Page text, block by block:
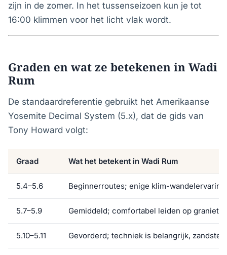
zijn in de zomer. In het tussenseizoen kun je tot
16:00 klimmen voor het licht vlak wordt.
Graden en wat ze betekenen in Wadi
Rum
De standaardreferentie gebruikt het Amerikaanse
Yosemite Decimal System (5.x), dat de gids van
Tony Howard volgt:
Graad Wat het betekent in Wadi Rum
5.4–5.6 Beginnerroutes; enige klim-
5.7–5.9 Gemiddeld; comfortabel leiden op graniet
5.10–5.11 Gevorderd; techniek is belangrijk,